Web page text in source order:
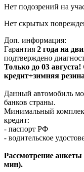
Нет подозрений на
Нет скрытых
Доп. информация:
Гарантия 2 года на
подтверждено
Только до 03
кредит+зимняя
Данный автомобиль
банков страны.
Минимальный
кредит:
- паспорт РФ
- водительское
Рассмотрение
мин).